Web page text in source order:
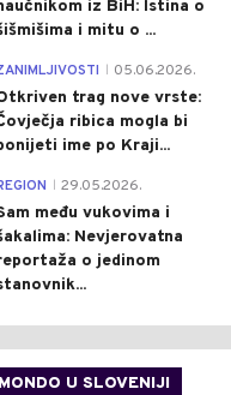
iz BiH: Istina o
i mitu o ...
05.06.2026.
trag nove vrste:
ribica mogla bi
ime po Kraji...
29.05.2026.
među vukovima i
Nevjerovatna
o jedinom
U SLOVENIJI